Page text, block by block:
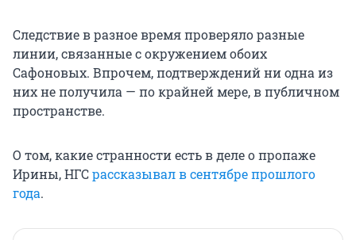
Следствие в разное время проверяло разные
линии, связанные с окружением обоих
Сафоновых. Впрочем, подтверждений ни одна из
них не получила — по крайней мере, в публичном
пространстве.
О том, какие странности есть в деле о пропаже
Ирины, НГСрассказывал в сентябре прошлого
года.